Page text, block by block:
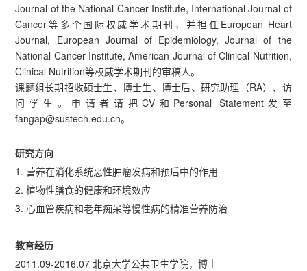
Journal of the National Cancer Institute, International Journal of
Cancer等多个国际权威学术期刊，并担任European Heart
Journal, European Journal of Epidemiology, Journal of the
National Cancer Institute, American Journal of Clinical Nutrition,
Clinical Nutrition等权威学术期刊的审稿人。
课题组长期招收硕士生、博士生、博士后、研究助理（RA）、访
问学生。申请者请把CV和Personal Statement发至
fangap@sustech.edu.cn。
研究方向
1. 营养在消化系统恶性肿瘤发病和预后中的作用
2. 植物性膳食的健康和环境效应
3. 心血管疾病和老年痴呆等慢性病的精准营养防治
教育经历
2011.09-2016.07 北京大学公共卫生学院，博士